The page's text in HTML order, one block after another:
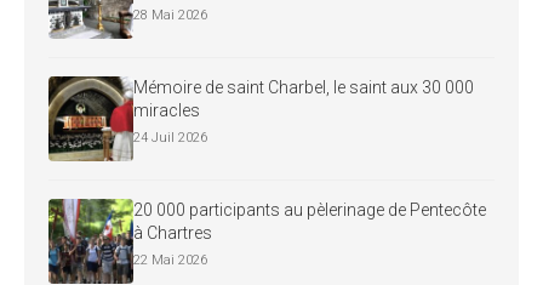
28 Mai 2026
Mémoire de saint Charbel, le saint aux 30 000
miracles
24 Juil 2026
20 000 participants au pèlerinage de Pentecôte
à Chartres
22 Mai 2026